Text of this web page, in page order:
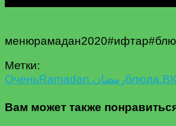
Метки:
Oчень
Ramadan.رمضانблюда.
Вам может также